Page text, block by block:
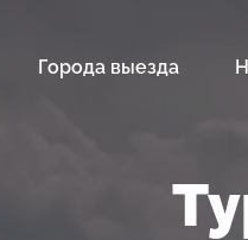
Города выезда